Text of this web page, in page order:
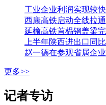
工业企业利润实现较
西康高铁启动全线拉
延榆高铁首榀钢盖梁
上半年陕西进出口同
更多>>
记者专访